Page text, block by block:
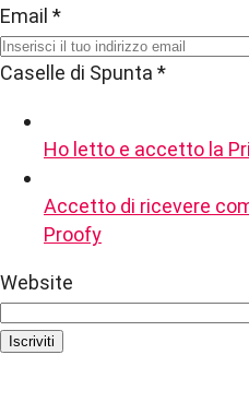
Email *
Caselle di Spunta *
Ho letto e accetto la
Accetto di ricevere
Proofy
Website
Iscriviti